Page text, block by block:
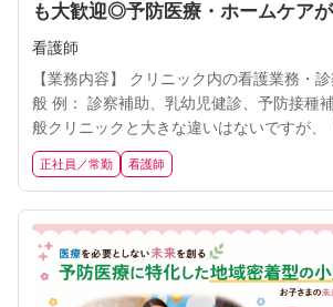
も大歓迎◎予防医療・ホームケア
療で健康を支える看護師に挑戦しま
看護師
【業務内容】 クリニック内の看護業務・
般 例： 診察補助、乳幼児健診、予防接種補助等 業務
般クリニックと大きな違いはないですが、
ト」で行動できる方を歓迎します！ 年2回
ィブで頑張りや実績に合わせて評価する制
ム」を使用。 →患者様の利便性向上はも
ッ
正社員／常勤 看護師